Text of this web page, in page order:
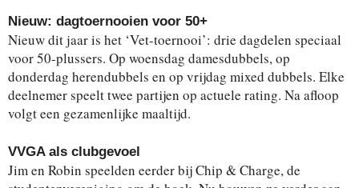
Nieuw: dagtoernooien voor 50+
Nieuw dit jaar is het ‘Vet-toernooi’: drie dagdelen speciaal
voor 50-plussers. Op woensdag damesdubbels, op
donderdag herendubbels en op vrijdag mixed dubbels. Elke
deelnemer speelt twee partijen op actuele rating. Na afloop
volgt een gezamenlijke maaltijd.
VVGA als clubgevoel
Jim en Robin speelden eerder bij Chip & Charge, de